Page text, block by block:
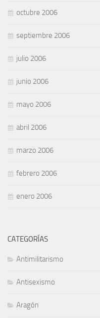
octubre 2006
septiembre 2006
julio 2006
junio 2006
mayo 2006
abril 2006
marzo 2006
febrero 2006
enero 2006
CATEGORÍAS
Antimilitarismo
Antisexismo
Aragón